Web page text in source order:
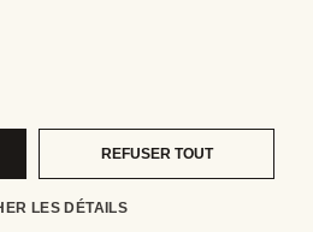
REFUSER TOUT
LES DÉTAILS